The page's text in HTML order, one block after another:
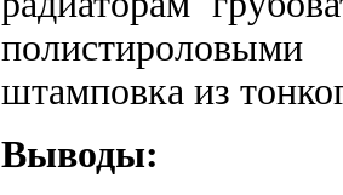
штамповка из
Выводы: